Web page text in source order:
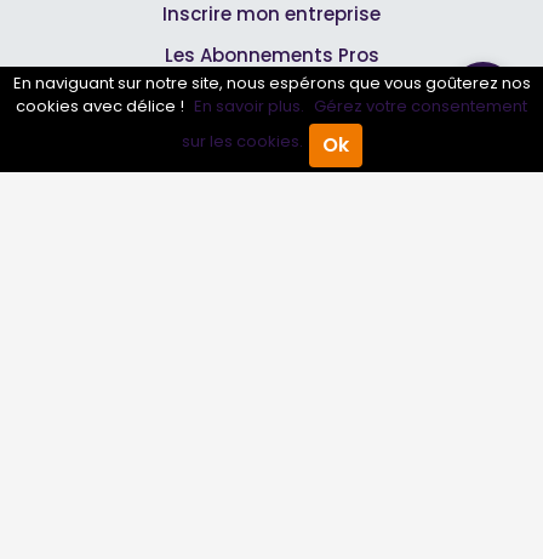
Annuaire Pro Agenda
Inscrire mon entreprise
Les Abonnements Pros
Infos
En naviguant sur notre site, nous espérons que vous goûterez nos
cookies avec délice ! En savoir plus. Gérez votre consentement
sur les cookies.
Ok